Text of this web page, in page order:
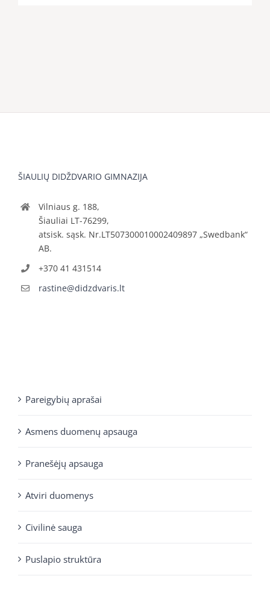
ŠIAULIŲ DIDŽDVARIO GIMNAZIJA
Vilniaus g. 188,
Šiauliai LT-76299,
atsisk. sąsk. Nr.LT507300010002409897 „Swedbank“
AB.
+370 41 431514
rastine@didzdvaris.lt
Pareigybių aprašai
Asmens duomenų apsauga
Pranešėjų apsauga
Atviri duomenys
Civilinė sauga
Puslapio struktūra